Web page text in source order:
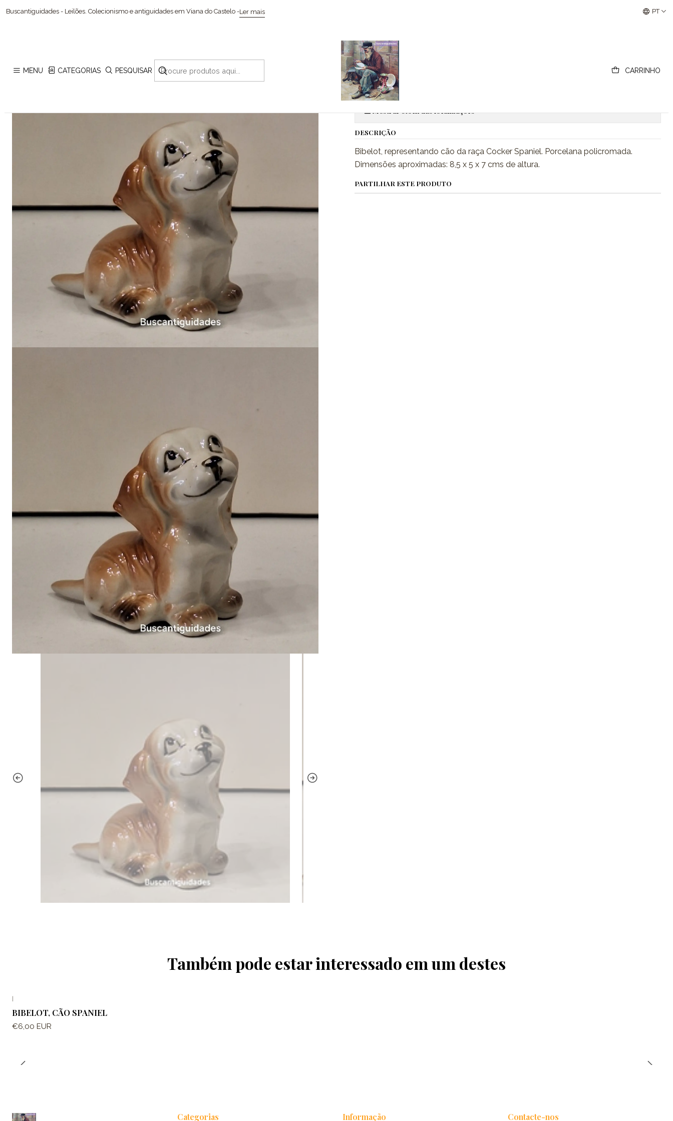
MENU CATEGORIAS PESQUISAR CARRINHO
Buscantiguidades - Leilões. Colecionismo e antiguidades em Viana do Castelo -Ler mais Buscantiguidades - Leilões Colecionismo e PT
Início
|
Bibelot, Cão Cocker Spaniel.
Quantidade
Mostrar stock das localizações
DESCRIÇÃO
Bibelot, representando cão da raça Cocker Spaniel. Porcelana policromada.
Dimensões aproximadas: 8,5 x 5 x 7 cms de altura.
PARTILHAR ESTE PRODUTO
Também pode estar interessado em um destes
BIBELOT, CÃO SPANIEL
€6,00 EUR
Categorias Informação Contacte-nos